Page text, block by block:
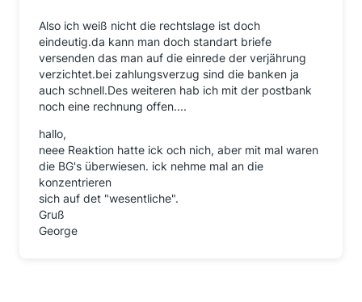
Also ich weiß nicht die rechtslage ist doch
eindeutig.da kann man doch standart briefe
versenden das man auf die einrede der verjährung
verzichtet.bei zahlungsverzug sind die banken ja
auch schnell.Des weiteren hab ich mit der postbank
noch eine rechnung offen....
hallo,
neee Reaktion hatte ick och nich, aber mit mal waren
die BG's überwiesen. ick nehme mal an die
konzentrieren
sich auf det "wesentliche".
Gruß
George